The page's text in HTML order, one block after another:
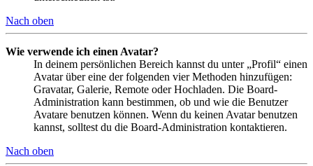
Nach oben
Wie verwende ich einen Avatar?
In deinem persönlichen Bereich kannst du unter „Profil“ einen
Avatar über eine der folgenden vier Methoden hinzufügen:
Gravatar, Galerie, Remote oder Hochladen. Die Board-
Administration kann bestimmen, ob und wie die Benutzer
Avatare benutzen können. Wenn du keinen Avatar benutzen
kannst, solltest du die Board-Administration kontaktieren.
Nach oben